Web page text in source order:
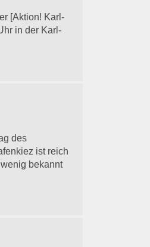
[Aktion! Karl-
in der Karl-
des
ist reich
bekannt